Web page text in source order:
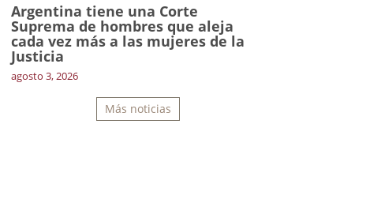
Argentina tiene una Corte
Suprema de hombres que aleja
cada vez más a las mujeres de la
Justicia
agosto 3, 2026
Más noticias